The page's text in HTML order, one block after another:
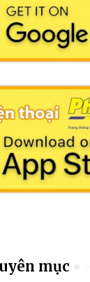
mục